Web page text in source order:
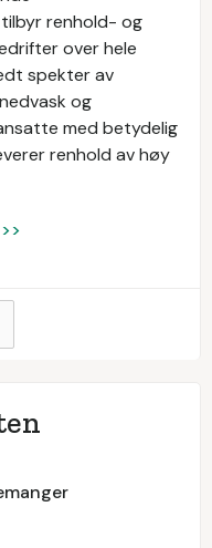
renhold- og
over hele
spekter av
og
med betydelig
renhold av høy